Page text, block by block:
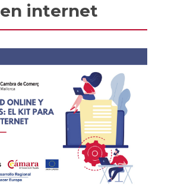
internet